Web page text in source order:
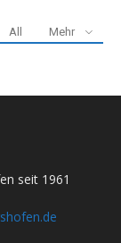
All Mehr
seit 1961